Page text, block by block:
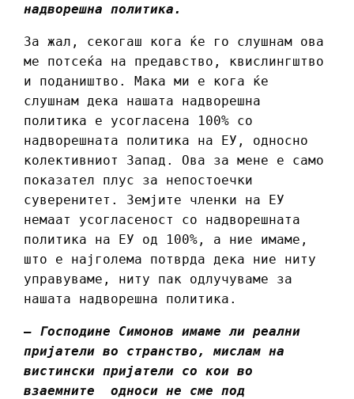
надворешна политика.
За жал, секогаш кога ќе го слушнам ова
ме потсеќа на предавство, квислингштво
и подаништво. Мака ми е кога ќе
слушнам дека нашата надворешна
политика е усогласена 100% со
надворешната политика на ЕУ, односно
колективниот Запад. Ова за мене е само
показател плус за непостоечки
суверенитет. Земјите членки на ЕУ
немаат усогласеност со надворешната
политика на ЕУ од 100%, а ние имаме,
што е најголема потврда дека ние ниту
управуваме, ниту пак одлучуваме за
нашата надворешна политика.
– Господине Симонов имаме ли реални
пријатели во странство, мислам на
вистински пријатели со кои во
взаемните односи не сме под